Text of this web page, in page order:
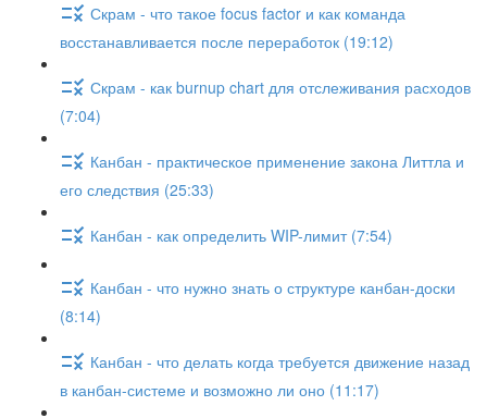
Скрам - что такое focus factor и как команда
восстанавливается после переработок (19:12)
Скрам - как burnup chart для отслеживания расходов
(7:04)
Канбан - практическое применение закона Литтла и
его следствия (25:33)
Канбан - как определить WIP-лимит (7:54)
Канбан - что нужно знать о структуре канбан-доски
(8:14)
Канбан - что делать когда требуется движение назад
в канбан-системе и возможно ли оно (11:17)